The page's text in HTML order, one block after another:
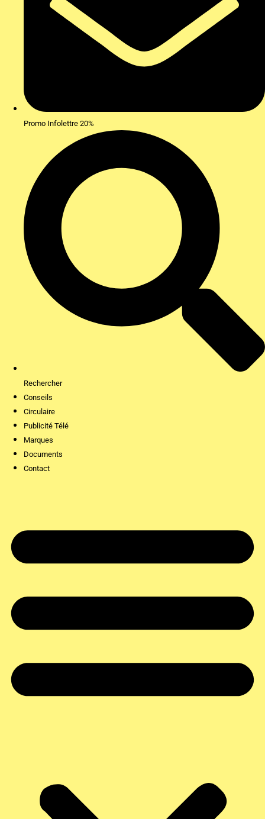
Promo Infolettre 20%
Rechercher
Conseils
Circulaire
Publicité Télé
Marques
Documents
Contact